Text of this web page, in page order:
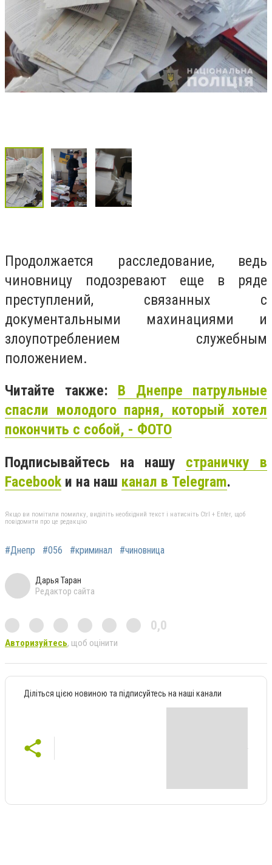
Продолжается расследование, ведь
чиновницу подозревают еще в ряде
преступлений, связанных с
документальными махинациями и
злоупотреблением служебным
положением.
Читайте также: В Днепре патрульные
спасли молодого парня, который хотел
покончить с собой, - ФОТО
Подписывайтесь на нашу страничку в
Facebook и на наш канал в Telegram.
Якщо ви помітили помилку, виділіть необхідний текст і натисніть Ctrl + Enter, щоб
повідомити про це редакцію
#Днепр #056 #криминал #чиновница
Дарья Таран
Редактор сайта
0,0
Авторизуйтесь, щоб оцінити
Діліться цією новиною та підписуйтесь на наші канали